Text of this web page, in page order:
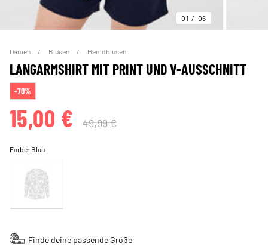
01 06
Damen Blusen Hemdblusen
LANGARMSHIRT MIT PRINT UND V-AUSSCHNITT
-70%
15,00 € 49,99 €
Farbe: Blau
Finde deine passende Größe